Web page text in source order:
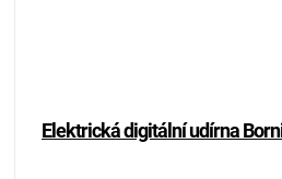
KOŠILE
Elektrická digitální udírna